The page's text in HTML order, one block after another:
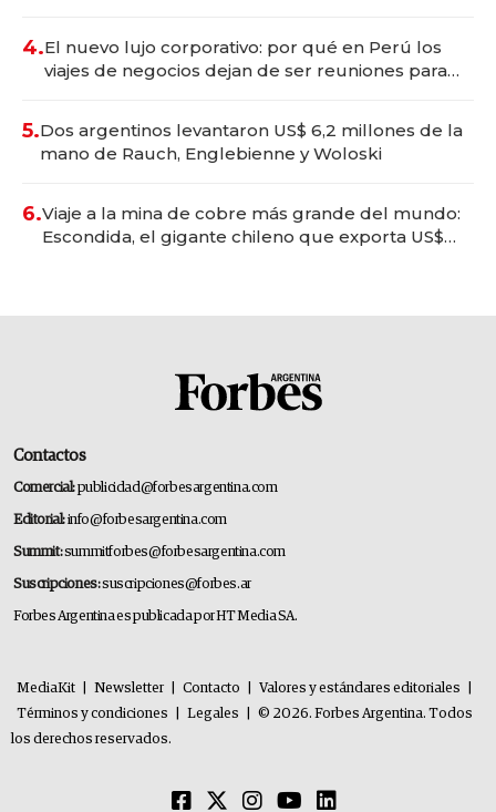
4.El nuevo lujo corporativo: por qué en Perú los
viajes de negocios dejan de ser reuniones para
5.Dos argentinos levantaron US$ 6,2 millones de la
mano de Rauch, Englebienne y Woloski
6.Viaje a la mina de cobre más grande del mundo:
Escondida, el gigante chileno que exporta US$
Contactos
Comercial:publicidad@forbesargentina.com
Editorial:info@forbesargentina.com
Summit:summitforbes@forbesargentina.com
Suscripciones:suscripciones@forbes.ar
Forbes Argentina es publicada por HT Media SA.
MediaKit Newsletter Contacto Valores y estándares editoriales
Términos y condiciones
Legales
© 2026. Forbes Argentina. Todos
los derechos reservados.